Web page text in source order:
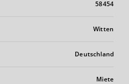
58454
Witten
Deutschland
Miete